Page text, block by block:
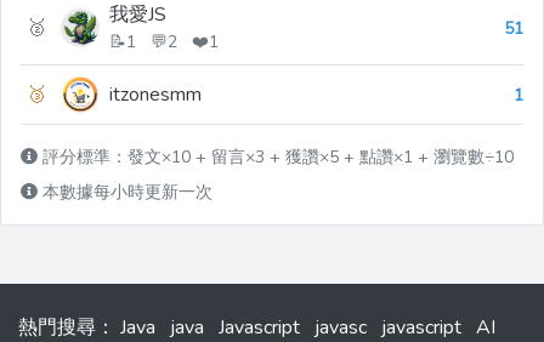
🥈 我愛JS
📝1 💬2 ❤️1
51
🥉 itzonesmm 1
評分標準：發文×10 + 留言×3 + 獲讚×5 + 點讚×1 + 瀏覽數÷10
本數據每小時更新一次
熱門搜尋 ： Java java Javascript javasc javascript AI